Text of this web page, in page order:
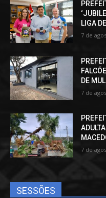
LIGA
7 de
DE
7 de
7 de
SESSÕES